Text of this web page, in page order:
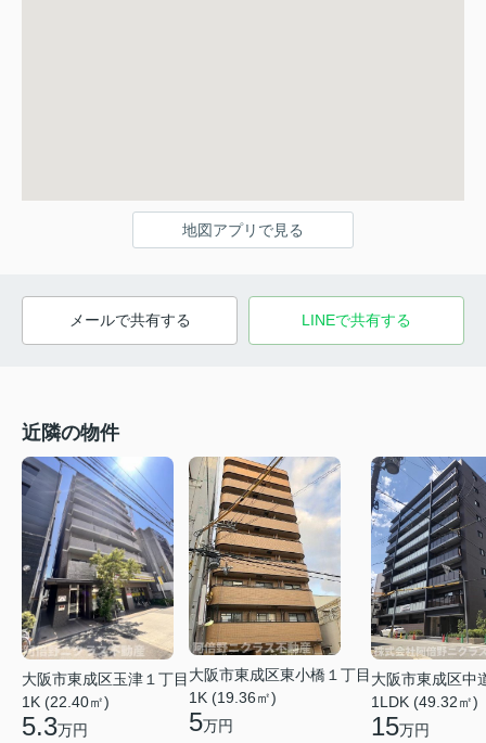
地図アプリで見る
メールで共有する LINEで共有する
近隣の物件
大阪市東成区玉津１丁目
1K (22.40㎡)
5.3万円
大阪市東成区東小橋１丁目
1K (19.36㎡)
5万円
大阪市東成区中
1LDK (49.32㎡)
15万円